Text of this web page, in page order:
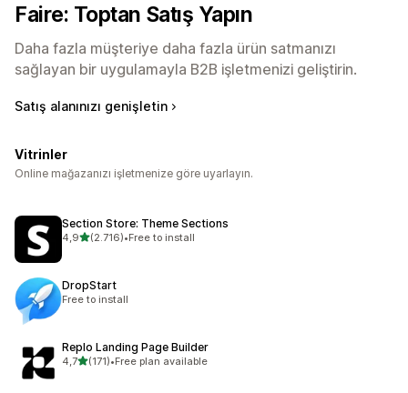
Faire: Toptan Satış Yapın
Daha fazla müşteriye daha fazla ürün satmanızı
sağlayan bir uygulamayla B2B işletmenizi geliştirin.
Satış alanınızı genişletin
Vitrinler
Online mağazanızı işletmenize göre uyarlayın.
Section Store: Theme Sections
4,95 yıldız üzerinden
(2.716)
toplam 2716 değerlendirme
•Free to install
DropStart
Free to install
Replo Landing Page Builder
4,75 yıldız üzerinden
(171)
toplam 171 değerlendirme
•Free plan available